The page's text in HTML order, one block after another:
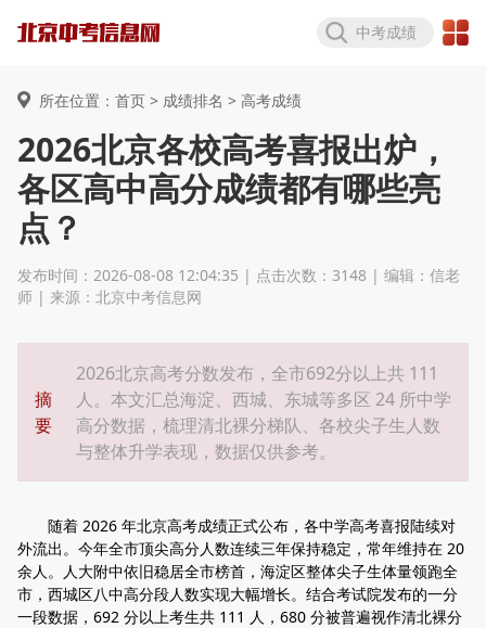
中考成绩
所在位置：首页 > 成绩排名 > 高考成绩
2026北京各校高考喜报出炉，
各区高中高分成绩都有哪些亮
点？
发布时间：2026-08-08 12:04:35 | 点击次数：3148 | 编辑：信老
师 | 来源：北京中考信息网
摘
要
2026北京高考分数发布，全市692分以上共 111
人。本文汇总海淀、西城、东城等多区 24 所中学
高分数据，梳理清北裸分梯队、各校尖子生人数
与整体升学表现，数据仅供参考。
随着 2026 年北京高考成绩正式公布，各中学高考喜报陆续对
外流出。今年全市顶尖高分人数连续三年保持稳定，常年维持在 20
余人。人大附中依旧稳居全市榜首，海淀区整体尖子生体量领跑全
市，西城区八中高分段人数实现大幅增长。结合考试院发布的一分
一段数据，692 分以上考生共 111 人，680 分被普遍视作清北裸分